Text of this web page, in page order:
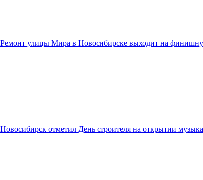
Ремонт улицы Мира в Новосибирске выходит на
Новосибирск отметил День строителя на открытии